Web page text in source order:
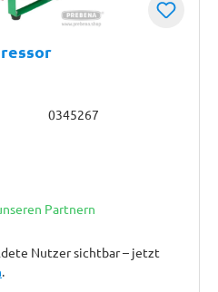
0345267
Partnern
Nutzer sichtbar – jetzt
.